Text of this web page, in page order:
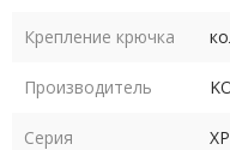
Крепление крючка
Производитель
Серия